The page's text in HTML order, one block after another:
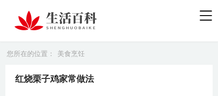
您所在的位置： 美食烹饪
红烧栗子鸡家常做法